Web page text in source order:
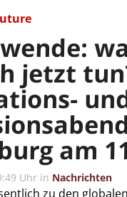
jetzt
am
Uhr in Nachrichten
zu den